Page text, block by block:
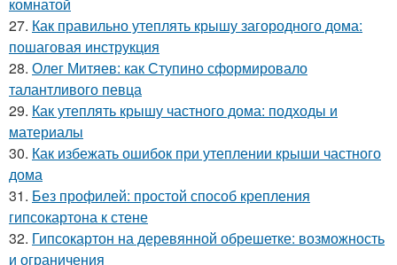
27. Как правильно утеплять крышу загородного дома:
пошаговая инструкция
28. Олег Митяев: как Ступино сформировало
талантливого певца
29. Как утеплять крышу частного дома: подходы и
материалы
30. Как избежать ошибок при утеплении крыши частного
дома
31. Без профилей: простой способ крепления
гипсокартона к стене
32. Гипсокартон на деревянной обрешетке: возможность
и ограничения